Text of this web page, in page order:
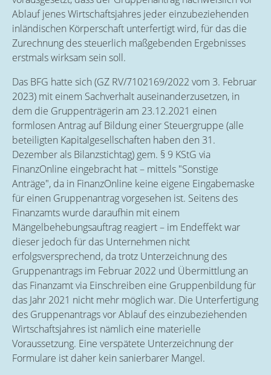
Ablauf jenes Wirtschaftsjahres jeder einzubeziehenden
inländischen Körperschaft unterfertigt wird, für das die
Zurechnung des steuerlich maßgebenden Ergebnisses
erstmals wirksam sein soll.
Das BFG hatte sich (GZ RV/7102169/2022 vom 3. Februar
2023) mit einem Sachverhalt auseinanderzusetzen, in
dem die Gruppenträgerin am 23.12.2021 einen
formlosen Antrag auf Bildung einer Steuergruppe (alle
beteiligten Kapitalgesellschaften haben den 31.
Dezember als Bilanzstichtag) gem. § 9 KStG via
FinanzOnline eingebracht hat – mittels "Sonstige
Anträge", da in FinanzOnline keine eigene Eingabemaske
für einen Gruppenantrag vorgesehen ist. Seitens des
Finanzamts wurde daraufhin mit einem
Mängelbehebungsauftrag reagiert – im Endeffekt war
dieser jedoch für das Unternehmen nicht
erfolgsversprechend, da trotz Unterzeichnung des
Gruppenantrags im Februar 2022 und Übermittlung an
das Finanzamt via Einschreiben eine Gruppenbildung für
das Jahr 2021 nicht mehr möglich war. Die Unterfertigung
des Gruppenantrags vor Ablauf des einzubeziehenden
Wirtschaftsjahres ist nämlich eine materielle
Voraussetzung. Eine verspätete Unterzeichnung der
Formulare ist daher kein sanierbarer Mangel.